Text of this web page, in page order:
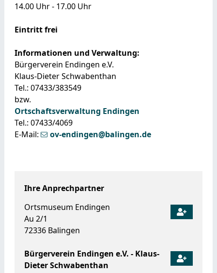
Ihre Anprechpartner
Ortsmuseum Endingen
Au 2/1
72336 Balingen
Bürgerverein Endingen e.V. - Klaus-
Dieter Schwabenthan
14.00 Uhr - 17.00 Uhr
Eintritt frei
Informationen und Verwaltung:
Bürgerverein Endingen e.V.
Klaus-Dieter Schwabenthan
Tel.: 07433/383549
bzw.
Ortschaftsverwaltung Endingen
Tel.: 07433/4069
E-Mail:
ov-endingen@balingen.de